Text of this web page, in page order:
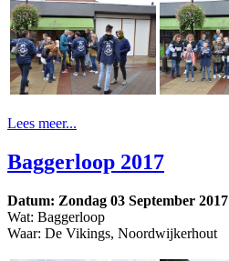
Lees meer...
Baggerloop 2017
Datum: Zondag 03 September 2017
Wat: Baggerloop
Waar: De Vikings, Noordwijkerhout